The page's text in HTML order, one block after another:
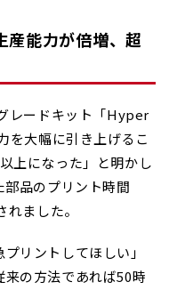
産能力が倍増、超
レードキット「Hyper
を大幅に引き上げるこ
上になった」と明かし
部品のプリント時間
ました。
リントしてほしい」
の方法であれば50時